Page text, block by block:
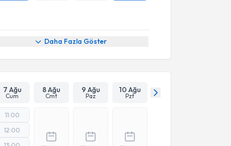
Daha Fazla Göster
7 Ağu
Cum
8 Ağu
Cmt
9 Ağu
Paz
10 Ağu
Pzt
11:00
12:00